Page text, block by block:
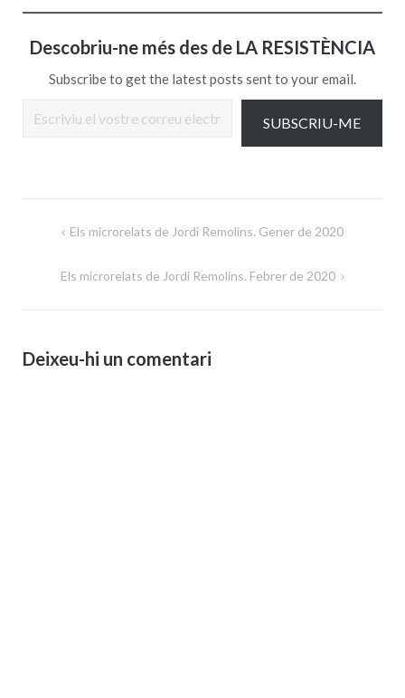
Descobriu-ne més des de LA RESISTÈNCIA
Subscribe to get the latest posts sent to your email.
SUBSCRIU-ME
Navegació
Els microrelats de Jordi Remolins. Gener de 2020
Els microrelats de Jordi Remolins. Febrer de 2020
Deixeu-hi un comentari